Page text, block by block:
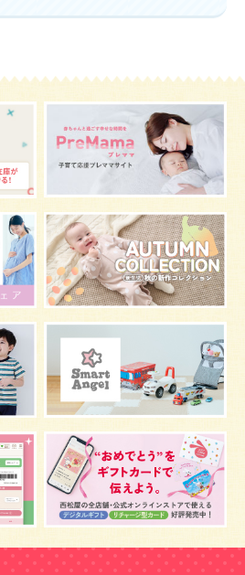
授乳 チャイルドシート
家族写真 産休 お昼寝
枕 メニュー
お宮参り 初節句
ンケア お肌
ゃぶり 絵本 肌着
嫌がる うんち 髪の毛
け
骨盤ベルトの効果 栄養素
スク 予防
感染症 双子
水着 安全対策 おすすめ
射 幼児期 アレルギー
便秘 うなぎ 乳幼児